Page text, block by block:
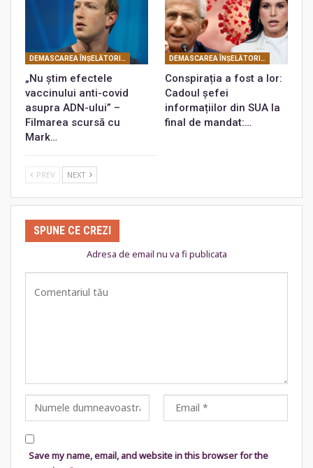
DEMASCAREA ÎNŞELĂTORIEI COVID
„Nu știm efectele
vaccinului anti-covid
asupra ADN-ului” –
Filmarea scursă cu
Mark…
DEMASCAREA ÎNŞELĂTORIEI COVID
Conspirația a fost a lor:
Cadoul șefei
informațiilor din SUA la
final de mandat:…
PREV NEXT
SPUNE CE CREZI
Adresa de email nu va fi publicata
Save my name, email, and website in this browser for the